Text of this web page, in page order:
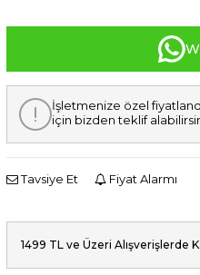
İşletmenize özel
için bizden teklif
Tavsiye Et Fiyat Alarmı
1499 TL ve Üzeri Alışverişlerde